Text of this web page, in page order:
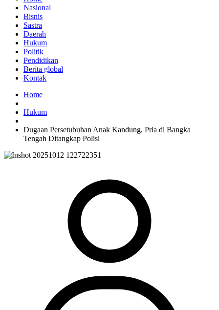
Nasional
Bisnis
Sastra
Daerah
Hukum
Politik
Pendidikan
Berita global
Kontak
Home
Hukum
Dugaan Persetubuhan Anak Kandung, Pria di Bangka
Tengah Ditangkap Polisi